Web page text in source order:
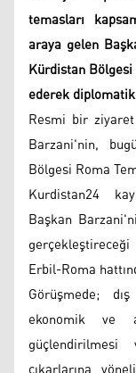
temasları
araya gelen
Kürdistan
ederek
Resmi bir
Barzani'nin,
Bölgesi Roma
Kurdistan24
Başkan
Erbil-Roma
Görüşmede;
ekonomik ve